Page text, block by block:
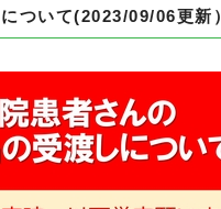
について(2023/09/06更新）